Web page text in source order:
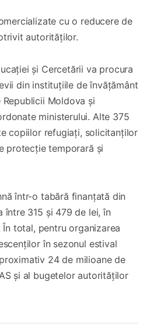
cu o reducere de
autorităților.
și Cercetării va procura
din instituțiile de învățământ
Moldova și
ministerului. Alte 375
copiilor refugiați, solicitanților
protecție temporară și
într-o tabără finanțată din
între 315 și 479 de lei, în
total, pentru organizarea
în sezonul estival
24 de milioane de
și al bugetelor autorităților